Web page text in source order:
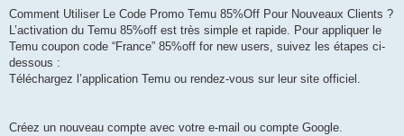
Comment Utiliser Le Code Promo Temu 85%Off Pour Nouveaux Clients ?
L’activation du Temu 85%off est très simple et rapide. Pour appliquer le
Temu coupon code “France” 85%off for new users, suivez les étapes ci-
dessous :
Téléchargez l’application Temu ou rendez-vous sur leur site officiel.
Créez un nouveau compte avec votre e-mail ou compte Google.